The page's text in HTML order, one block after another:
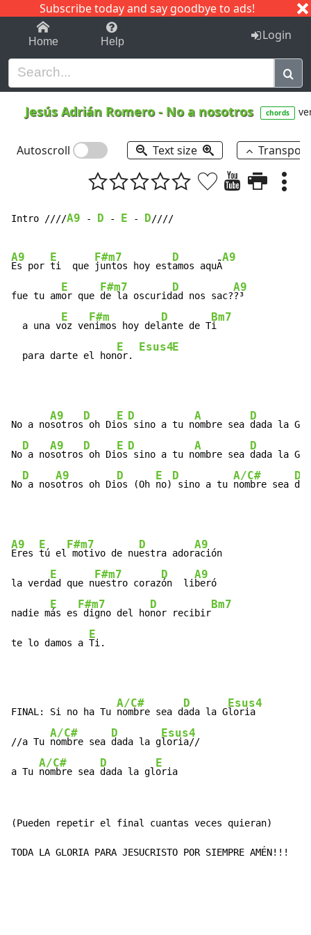
Subscribe today and say goodbye to ads!
1-9 C I J
Home Help Login
Jesús Adrián Romero- No a nosotros chords
Autoscroll Text size
Intro ////A9 - D - E - D////
A9
Es por
E
ti  que
F#m7
juntos hoy est
D
amos aquÃ
A9
fue tu am
E
or que
F#m7
de la oscurid
D
ad nos sac?
A9
?³
  a una v
E
oz ve
F#m
nimos hoy del
D
ante de T
Bm7
i
  para darte el hon
E
or.
Esus4E
No a no
A9
sotros
D
oh Di
E
os
D
sino a tu n
A
ombre sea
D
dada la G
No
D
a no
A9
sotros
D
oh Di
E
os
D
sino a tu n
A
ombre sea
D
dada la Gl
No
D
a nos
A9
otros oh Di
D
os (Oh
E
no)
D
sino a tu
A/C#
nombre sea
D
A9
Eres
E
tú el
F#m7
motivo de nu
D
estra ador
A9
ación
la verd
E
ad que n
F#m7
uestro coraz
D
ón  li
A9
beró
nadie m
E
ás es
F#m7
digno del ho
D
nor recibir
Bm7
te lo damos a
E
Ti.
FINAL: Si no ha Tu
A/C#
nombre sea d
D
ada la G
Esus4
loria
//a Tu
A/C#
nombre sea
D
dada la g
Esus4
loria//
a Tu
A/C#
nombre sea
D
dada la gl
E
oria
(Pueden repetir el final cuantas veces quieran)
TODA LA GLORIA PARA JESUCRISTO POR SIEMPRE AMÉN!!!